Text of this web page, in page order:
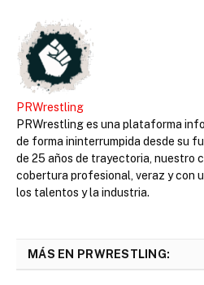
PRWrestling
PRWrestling es una plataforma
de forma ininterrumpida desde su
de 25 años de trayectoria, nuestro
cobertura profesional, veraz y con
los talentos y la industria.
MÁS EN PRWRESTLING: